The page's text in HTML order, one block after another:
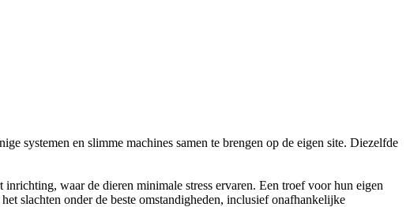
systemen en slimme machines samen te brengen op de eigen site. Diezelfde
waar de dieren minimale stress ervaren. Een troef voor hun eigen
slachten onder de beste omstandigheden, inclusief onafhankelijke